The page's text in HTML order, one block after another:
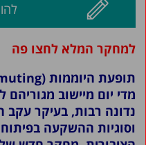
למחקר המלא לחצו פה
תופעת היוממות (
מדי יום מיישוב מגוריהם
נדונה רבות, בעיקר עקב
וסוגיות ההשקעה